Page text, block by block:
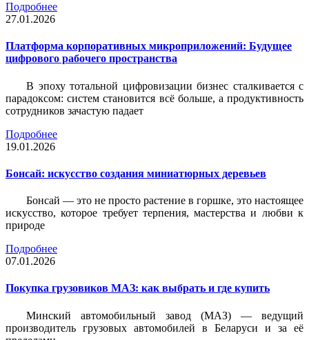
Подробнее
27.01.2026
Платформа корпоративных микроприложений: Будущее
цифрового рабочего пространства
В эпоху тотальной цифровизации бизнес сталкивается с
парадоксом: систем становится всё больше, а продуктивность
сотрудников зачастую падает
Подробнее
19.01.2026
Бонсай: искусство создания миниатюрных деревьев
Бонсай — это не просто растение в горшке, это настоящее
искусство, которое требует терпения, мастерства и любви к
природе
Подробнее
07.01.2026
Покупка грузовиков МАЗ: как выбрать и где купить
Минский автомобильный завод (МАЗ) — ведущий
производитель грузовых автомобилей в Беларуси и за её